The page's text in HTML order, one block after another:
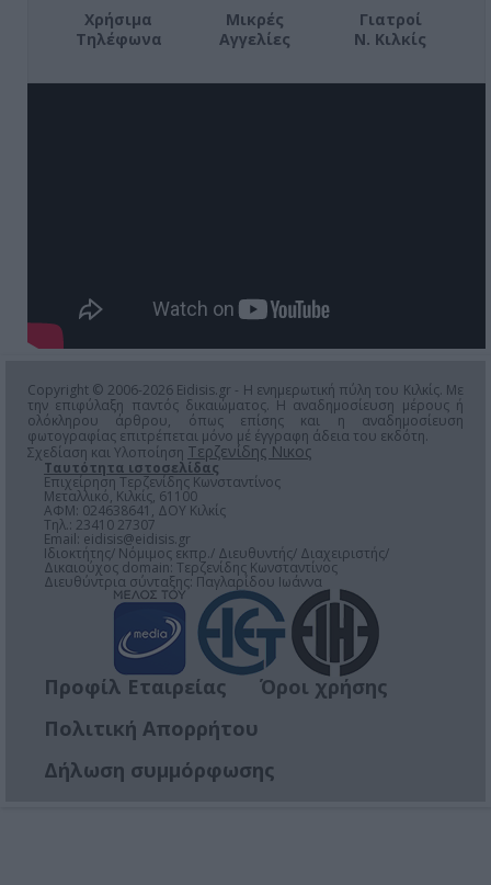
Χρήσιμα
Τηλέφωνα
Μικρές
Αγγελίες
Γιατροί
Ν. Κιλκίς
Copyright © 2006-2026 Eidisis.gr - Η ενημερωτική πύλη του Κιλκίς. Με
την επιφύλαξη παντός δικαιώματος. Η αναδημοσίευση μέρους ή
ολόκληρου άρθρου, όπως επίσης και η αναδημοσίευση
φωτογραφίας επιτρέπεται μόνο μέ έγγραφη άδεια του εκδότη.
Σχεδίαση και Υλοποίηση Τερζενίδης Νικος
Ταυτότητα ιστοσελίδας
Επιχείρηση Τερζενίδης Κωνσταντίνος
Μεταλλικό, Κιλκίς, 61100
ΑΦΜ: 024638641, ΔΟΥ Κιλκίς
Τηλ.: 23410 27307
Email: eidisis@eidisis.gr
Ιδιοκτήτης/ Νόμιμος εκπρ./ Διευθυντής/ Διαχειριστής/
Δικαιούχος domain: Τερζενίδης Κωνσταντίνος
Διευθύντρια σύνταξης: Παγλαρίδου Ιωάννα
Προφίλ Εταιρείας
Όροι χρήσης
Πολιτική Απορρήτου
Δήλωση συμμόρφωσης